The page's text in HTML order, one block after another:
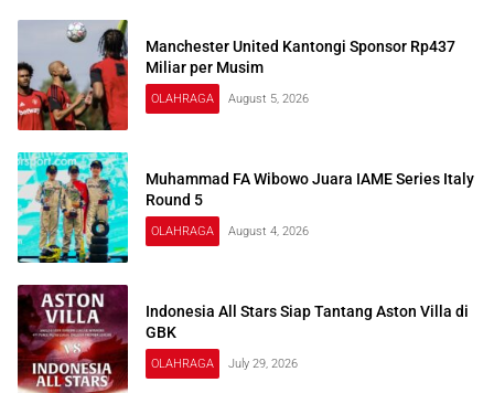
Manchester United Kantongi Sponsor Rp437
Miliar per Musim
OLAHRAGA August 5, 2026
Muhammad FA Wibowo Juara IAME Series Italy
Round 5
OLAHRAGA August 4, 2026
Indonesia All Stars Siap Tantang Aston Villa di
GBK
OLAHRAGA July 29, 2026